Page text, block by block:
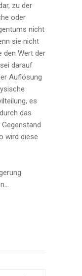
zu der
oder
nicht
sie nicht
den Wert der
darauf
Auflösung
es
das
wird diese